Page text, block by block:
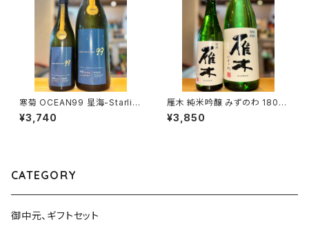
寒菊 OCEAN99 星海-Starlig
ht Sea-2026 純米大吟醸 無
濾過生原酒 1800ml１本（寒菊
¥3,740
雁木 純米吟醸 みずのわ 1800
ml１本（八百新酒造・山口県岩
国市今津町）
¥3,850
CATEGORY
御中元、ギフトセット